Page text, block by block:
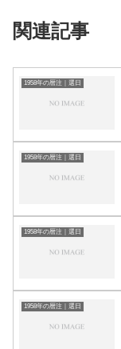
関連記事
1958年の暦注｜選日
1958年の暦注｜選日
1958年の暦注｜選日
1958年の暦注｜選日